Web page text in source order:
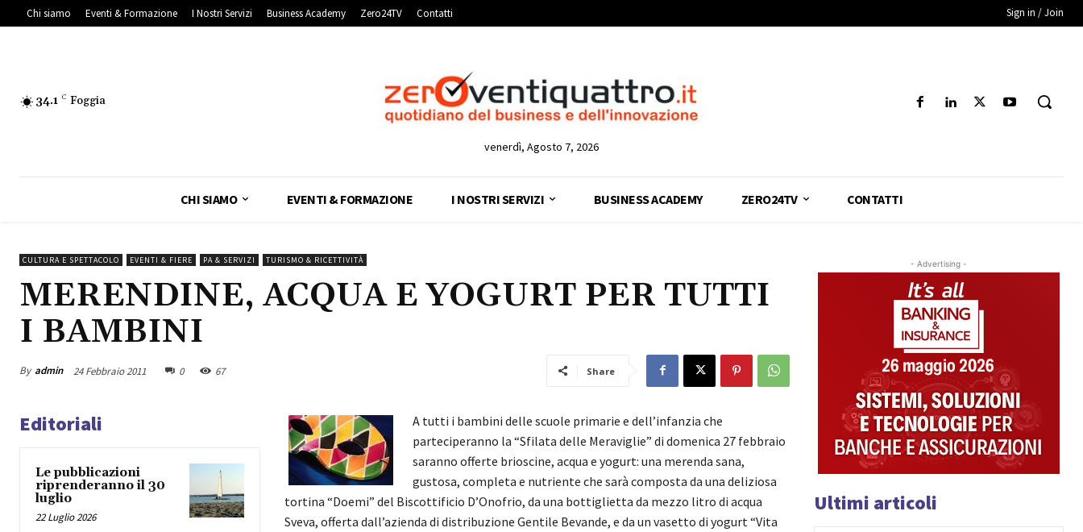
Chi siamo Eventi & Formazione I Nostri Servizi Business Academy Zero24TV Contatti Sign in / Join
34.1 C Foggia
venerdì, Agosto 7, 2026
CHI SIAMO EVENTI & FORMAZIONE I NOSTRI SERVIZI BUSINESS ACADEMY ZERO24TV CONTATTI
CULTURA E SPETTACOLO EVENTI & FIERE PA & SERVIZI TURISMO & RICETTIVITÀ
MERENDINE, ACQUA E YOGURT PER TUTTI
I BAMBINI
By admin 24 Febbraio 2011 0 67 Share
Editoriali
Le pubblicazioni
riprenderanno il 30
luglio
22 Luglio 2026
A tutti i bambini delle scuole primarie e dell’infanzia che
parteciperanno la “Sfilata delle Meraviglie” di domenica 27 febbraio
saranno offerte brioscine, acqua e yogurt: una merenda sana,
gustosa, completa e nutriente che sarà composta da una deliziosa
tortina “Doemi” del Biscottificio D’Onofrio, da una bottiglietta da mezzo litro di acqua
Sveva, offerta dall’azienda di distribuzione Gentile Bevande, e da un vasetto di yogurt “Vita
- Advertising -
Ultimi articoli